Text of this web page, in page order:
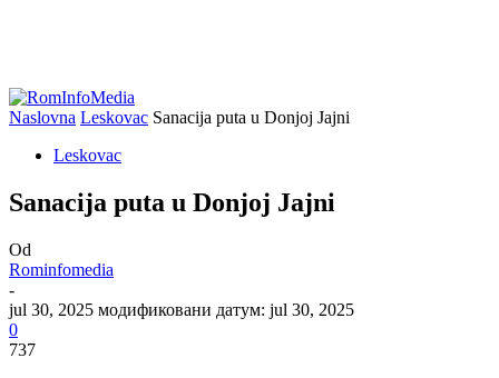
Naslovna Leskovac Sanacija puta u Donjoj Jajni
Leskovac
Sanacija puta u Donjoj Jajni
Od
Rominfomedia
-
jul 30, 2025 модификовани датум: jul 30, 2025
0
737